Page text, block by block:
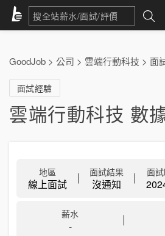
GoodJob > 公司 > 雲端行動科技 > 面
面試經驗
雲端行動科技 數
地區
線上面試
面試結果
沒通知
面
薪水
-